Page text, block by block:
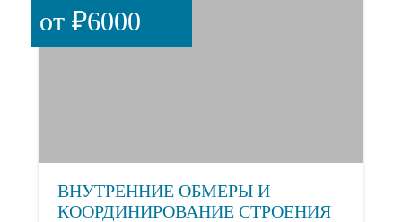
ВНУТРЕННИЕ ОБМЕРЫ И
КООРДИНИРОВАНИЕ СТРОЕНИЯ
от ₽6000